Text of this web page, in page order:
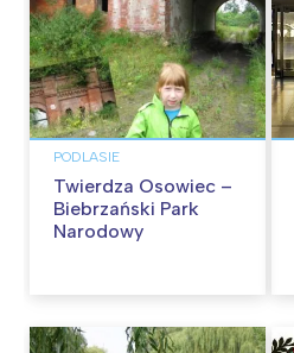
PODLASIE
Twierdza Osowiec –
Biebrzański Park
Narodowy